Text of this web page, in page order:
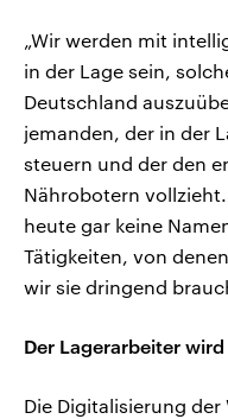
„Wir werden mit
in der Lage sein,
Deutschland
jemanden, der in der
steuern und der den
Nährobotern
heute gar keine
Tätigkeiten, von
wir sie dringend
Der Lagerarbeiter
Die Digitalisierung